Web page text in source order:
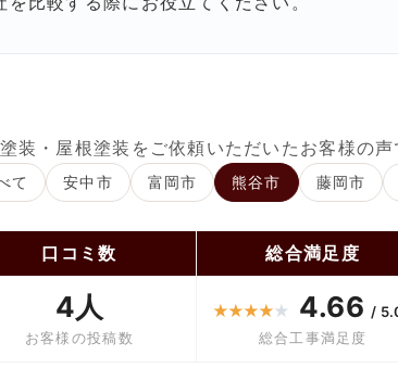
装・屋根塗装をご依頼いただいたお客様の声
て 安中市 富岡市 熊谷市 藤岡市
口コミ数
4人
お客様の投稿数
総合満足度
★★★★★ 4.66 /
総合工事満足度